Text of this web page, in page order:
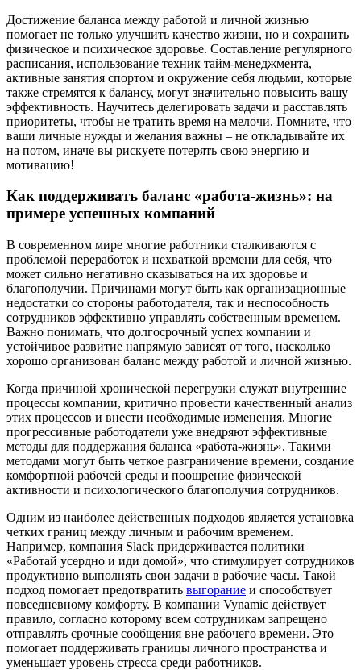
Достижение баланса между работой и личной жизнью
помогает не только улучшить качество жизни, но и сохранить
физическое и психическое здоровье. Составление регулярного
расписания, использование техник тайм-менеджмента,
активные занятия спортом и окружение себя людьми, которые
также стремятся к балансу, могут значительно повысить вашу
эффективность. Научитесь делегировать задачи и расставлять
приоритеты, чтобы не тратить время на мелочи. Помните, что
ваши личные нужды и желания важны – не откладывайте их
на потом, иначе вы рискуете потерять свою энергию и
мотивацию!
Как поддерживать баланс «работа-жизнь»: на
примере успешных компаний
В современном мире многие работники сталкиваются с
проблемой переработок и нехваткой времени для себя, что
может сильно негативно сказываться на их здоровье и
благополучии. Причинами могут быть как организационные
недостатки со стороны работодателя, так и неспособность
сотрудников эффективно управлять собственным временем.
Важно понимать, что долгосрочный успех компании и
устойчивое развитие напрямую зависят от того, насколько
хорошо организован баланс между работой и личной жизнью.
Когда причиной хронической перегрузки служат внутренние
процессы компании, критично провести качественный анализ
этих процессов и внести необходимые изменения. Многие
прогрессивные работодатели уже внедряют эффективные
методы для поддержания баланса «работа-жизнь». Такими
методами могут быть четкое разграничение времени, создание
комфортной рабочей среды и поощрение физической
активности и психологического благополучия сотрудников.
Одним из наиболее действенных подходов является установка
четких границ между личным и рабочим временем.
Например, компания Slack придерживается политики
«Работай усердно и иди домой», что стимулирует сотрудников
продуктивно выполнять свои задачи в рабочие часы. Такой
подход помогает предотвратить выгорание и способствует
повседневному комфорту. В компании Vynamic действует
правило, согласно которому всем сотрудникам запрещено
отправлять срочные сообщения вне рабочего времени. Это
помогает поддерживать границы личного пространства и
уменьшает уровень стресса среди работников.